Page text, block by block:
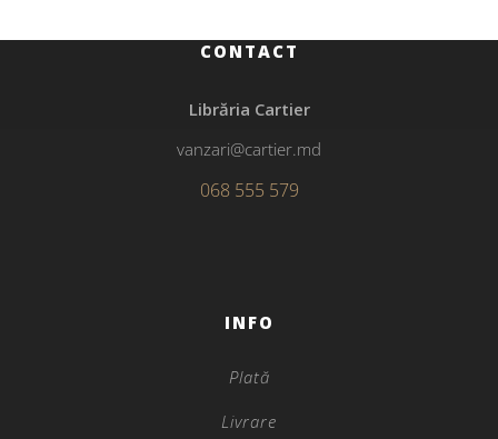
CONTACT
Librăria Cartier
vanzari@cartier.md
068 555 579
INFO
Plată
Livrare